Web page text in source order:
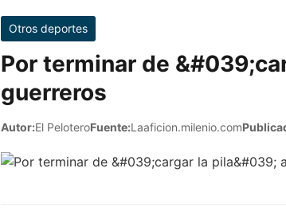
Otros deportes
Por terminar de
guerreros
Autor:El PeloteroFuente:Laaficion.milenio.com